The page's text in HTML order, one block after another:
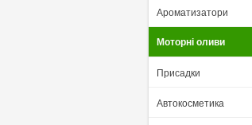
Ароматизатори
Моторні оливи
Присадки
Автокосметика